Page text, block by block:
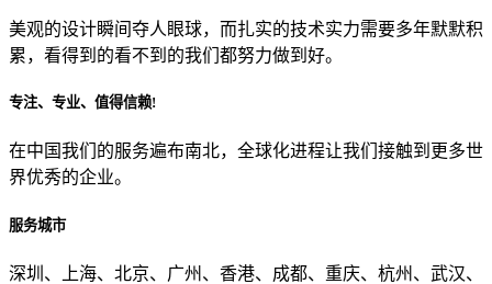
目前主要的营销渠道是？
美观的设计瞬间夺人眼球，而扎实的技术实力需要多年默默积
累，看得到的看不到的我们都努力做到好。
专注、专业、值得信赖!
在中国我们的服务遍布南北，全球化进程让我们接触到更多世
界优秀的企业。
服务城市
深圳、上海、北京、广州、香港、成都、重庆、杭州、武汉、